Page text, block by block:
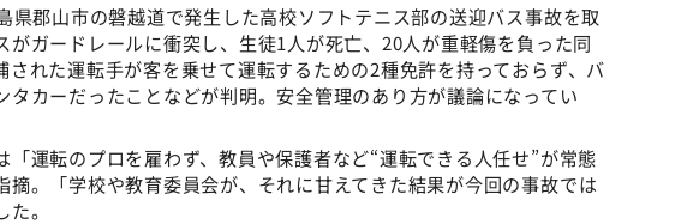
県郡山市の磐越道で発生した高校ソフトテニス部の送迎バス事故を取
がガードレールに衝突し、生徒1人が死亡、20人が重軽傷を負った同
された運転手が客を乗せて運転するための2種免許を持っておらず、バ
タカーだったことなどが判明。安全管理のあり方が議論になってい
「運転のプロを雇わず、教員や保護者など“運転できる人任せ”が常態
摘。「学校や教育委員会が、それに甘えてきた結果が今回の事故では
。